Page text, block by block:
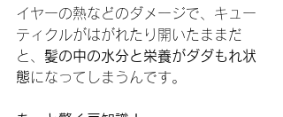
イヤーの熱などのダメージで、キュー
ティクルがはがれたり開いたままだ
と、 髪の中の水分と栄養がダダもれ状
態になってしまうんです。